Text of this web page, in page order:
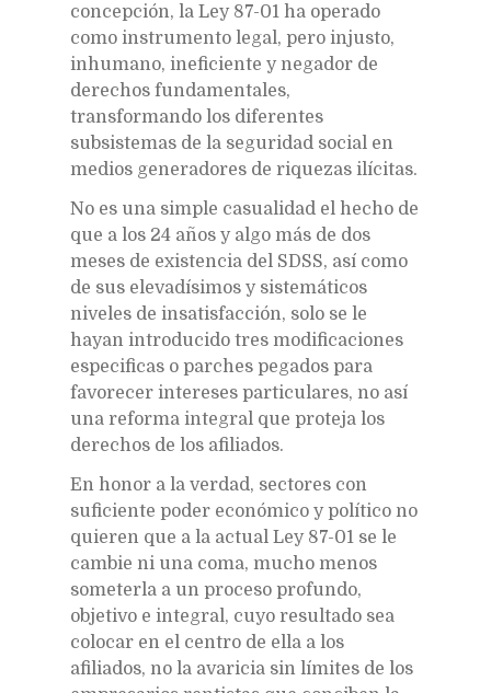
concepción, la Ley 87-01 ha operado
como instrumento legal, pero injusto,
inhumano, ineficiente y negador de
derechos fundamentales,
transformando los diferentes
subsistemas de la seguridad social en
medios generadores de riquezas ilícitas.
No es una simple casualidad el hecho de
que a los 24 años y algo más de dos
meses de existencia del SDSS, así como
de sus elevadísimos y sistemáticos
niveles de insatisfacción, solo se le
hayan introducido tres modificaciones
especificas o parches pegados para
favorecer intereses particulares, no así
una reforma integral que proteja los
derechos de los afiliados.
En honor a la verdad, sectores con
suficiente poder económico y político no
quieren que a la actual Ley 87-01 se le
cambie ni una coma, mucho menos
someterla a un proceso profundo,
objetivo e integral, cuyo resultado sea
colocar en el centro de ella a los
afiliados, no la avaricia sin límites de los